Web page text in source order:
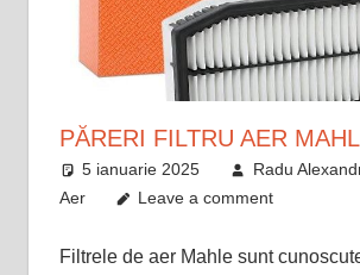
PĂRERI FILTRU AER
5 ianuarie 2025 Radu
Aer
Leave a comment
Filtrele de aer Mahle sunt